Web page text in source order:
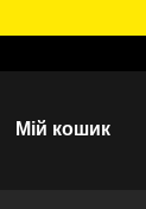
Мій кошик